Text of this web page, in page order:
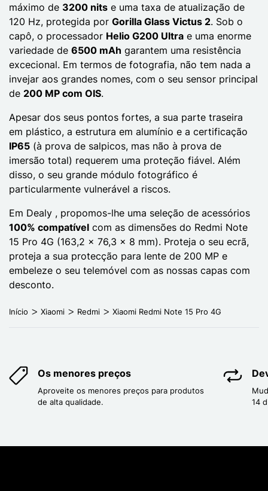
máximo de 3200 nits e uma taxa de atualização de
120 Hz, protegida por Gorilla Glass Victus 2. Sob o
capô, o processador Helio G200 Ultra e uma enorme
variedade de 6500 mAh garantem uma resistência
excecional. Em termos de fotografia, não tem nada a
invejar aos grandes nomes, com o seu sensor principal
de 200 MP com OIS.
Apesar dos seus pontos fortes, a sua parte traseira
em plástico, a estrutura em alumínio e a certificação
IP65 (à prova de salpicos, mas não à prova de
imersão total) requerem uma proteção fiável. Além
disso, o seu grande módulo fotográfico é
particularmente vulnerável a riscos.
Em Dealy , propomos-lhe uma seleção de acessórios
100% compatível com as dimensões do Redmi Note
15 Pro 4G (163,2 x 76,3 x 8 mm). Proteja o seu ecrã,
proteja a sua protecção para lente de 200 MP e
embeleze o seu telemóvel com as nossas capas com
desconto.
Início Xiaomi Redmi Xiaomi Redmi Note 15 Pro 4G
Os menores preços
Aproveite os menores preços para produtos
de alta qualidade.
14